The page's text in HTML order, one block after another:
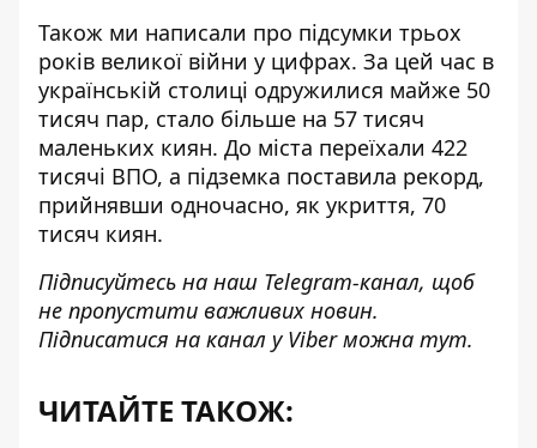
Також ми написали про підсумки трьох
років великої війни у цифрах. За цей час в
українській столиці одружилися майже 50
тисяч пар, стало більше на 57 тисяч
маленьких киян. До міста переїхали 422
тисячі ВПО, а підземка поставила рекорд,
прийнявши одночасно, як укриття, 70
тисяч киян.
Підписуйтесь на наш Telegram-канал, щоб
не пропустити важливих новин.
Підписатися на канал у Viber можна тут.
ЧИТАЙТЕ ТАКОЖ: